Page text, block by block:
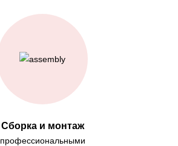
Сборка и монтаж
профессиональными